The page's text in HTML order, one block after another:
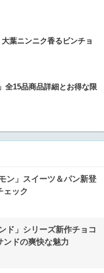
葉ニンニク香るビンチョ
全15品商品詳細とお得な限
ン」スイーツ＆パン新登
ェック
ド」シリーズ新作チョコ
ンドの爽快な魅力